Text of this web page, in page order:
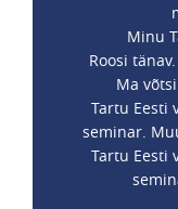
Minu
Roosi
Ma
Tartu Eesti
seminar.
Tartu Eesti